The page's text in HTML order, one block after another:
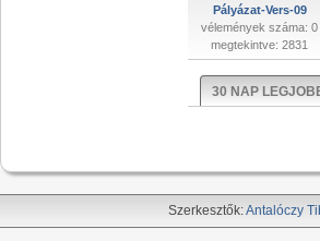
Pályázat-Vers-09
vélemények száma: 0
megtekintve: 2831
30 NAP
Szerkesztők:Antalóczy